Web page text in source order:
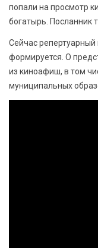
попали на просмотр
богатырь. Посланник
Сейчас репертуарный
формируется. О
из киноафиш, в том
муниципальных